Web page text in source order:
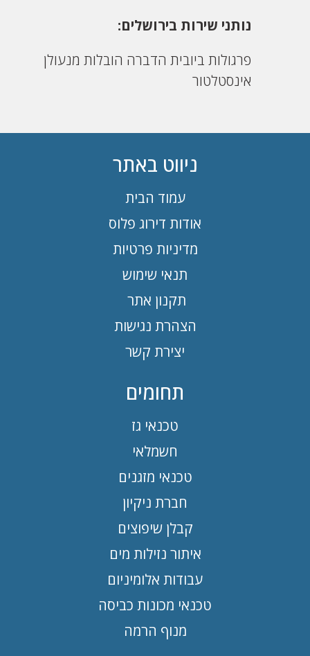
נותני שירות בירושלים:
פרגולות ביובית הדברה הובלות מנעולן
אינסטלטור
ניווט באתר
עמוד הבית
אודות דירוג פלוס
מדיניות פרטיות
תנאי שימוש
תקנון אתר
הצהרת נגישות
יצירת קשר
תחומים
טכנאי גז
חשמלאי
טכנאי מזגנים
חברת ניקיון
קבלן שיפוצים
איתור נזילות מים
עבודות אלומיניום
טכנאי מכונות כביסה
מנוף הרמה